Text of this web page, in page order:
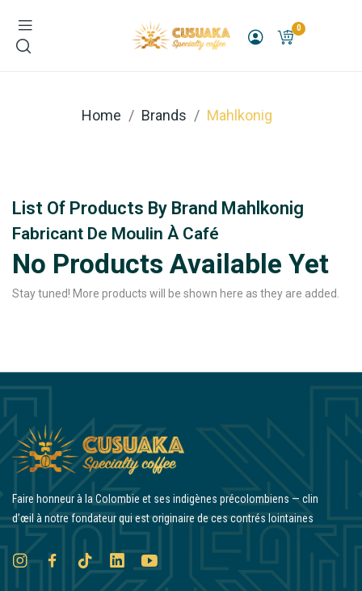
0
Home Brands Mahlkonig
List Of Products By Brand Mahlkonig
Fabricant De Moulin À Café
No Products Available Yet
Stay tuned! More products will be shown here as they are added.
Faire honneur à la Colombie et ses indigènes précolombiens — clin
d’œil à notre fondateur qui est originaire de ces contrés lointaines